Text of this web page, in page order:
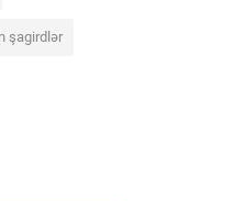
şagirdlər